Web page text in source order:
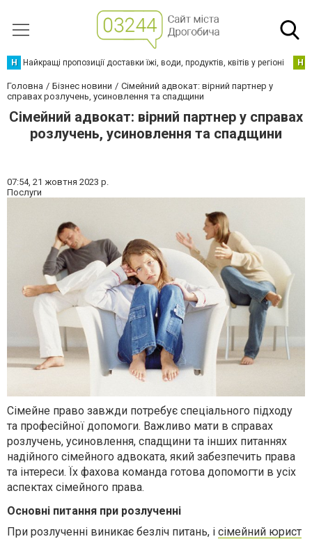
Н Найкращі пропозиції доставки їжі, води, продуктів, квітів у регіоні Н
Головна Бізнес новини
Сімейний адвокат: вірний партнер у
справах розлучень, усиновлення та спадщини
Сімейний адвокат: вірний партнер у справах
розлучень, усиновлення та спадщини
07:54, 21 жовтня 2023 р.
Послуги
Сімейне право завжди потребує спеціального підходу
та професійної допомоги. Важливо мати в справах
розлучень, усиновлення, спадщини та інших питаннях
надійного сімейного адвоката, який забезпечить права
та інтереси. Їх фахова команда готова допомогти в усіх
аспектах сімейного права.
Основні питання при розлученні
При розлученні виникає безліч питань, і сімейний юрист